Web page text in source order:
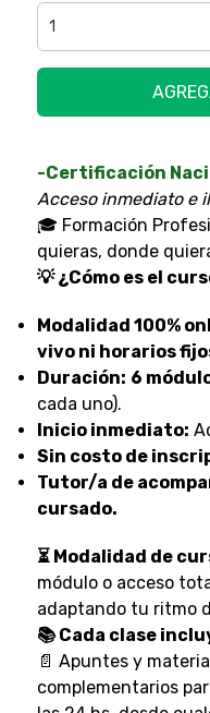
-Certificación
Acceso inmediato e
🎓 Formación
quieras, donde
💡 ¿Cómo es el
Modalidad 100%
vivo ni horarios
Duración: 6
cada uno).
Inicio inmediato:
Sin costo de
Tutor/a de
cursado.
⏳ Modalidad de
módulo o acceso
adaptando tu ritmo
📚 Cada clase
📄 Apuntes y
complementarios